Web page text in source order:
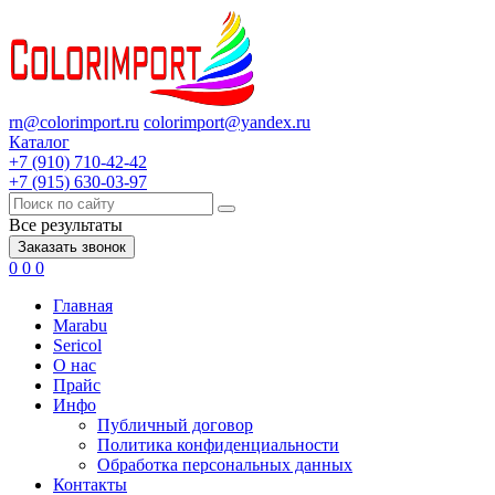
rn@colorimport.ru colorimport@yandex.ru
Каталог
+7 (910) 710-42-42
+7 (915) 630-03-97
Все результаты
Заказать звонок
0 0 0
Главная
Marabu
Sericol
О нас
Прайс
Инфо
Публичный договор
Политика конфиденциальности
Обработка персональных данных
Контакты